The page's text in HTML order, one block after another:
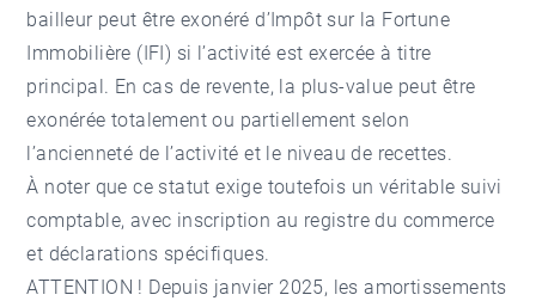
bailleur peut être exonéré d’Impôt sur la Fortune
Immobilière (IFI) si l’activité est exercée à titre
principal. En cas de revente, la plus-value peut être
exonérée totalement ou partiellement selon
l’ancienneté de l’activité et le niveau de recettes.
À noter que ce statut exige toutefois un véritable suivi
comptable, avec inscription au registre du commerce
et déclarations spécifiques.
ATTENTION ! Depuis janvier 2025, les amortissements